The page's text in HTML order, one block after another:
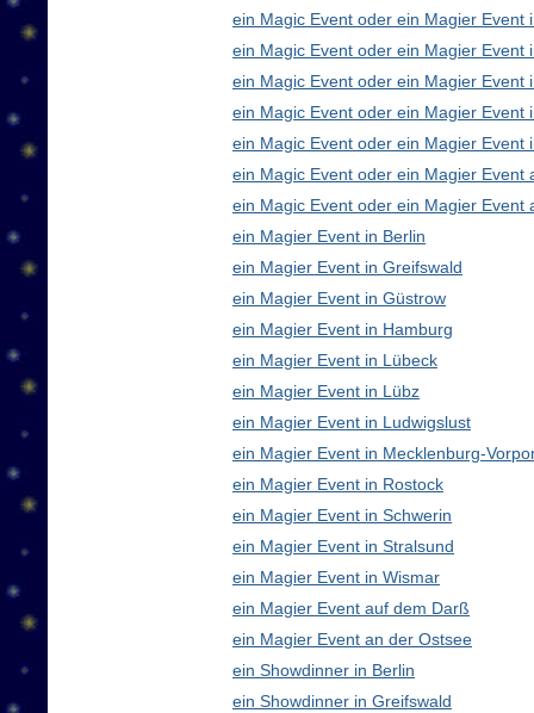
ein Magic Event oder ein Magier Event
ein Magic Event oder ein Magier Event
ein Magic Event oder ein Magier Event
ein Magic Event oder ein Magier Event
ein Magic Event oder ein Magier Event
ein Magic Event oder ein Magier Event
ein Magic Event oder ein Magier Event
ein Magier Event in Berlin
ein Magier Event in Greifswald
ein Magier Event in Güstrow
ein Magier Event in Hamburg
ein Magier Event in Lübeck
ein Magier Event in Lübz
ein Magier Event in Ludwigslust
ein Magier Event in Mecklenburg-
ein Magier Event in Rostock
ein Magier Event in Schwerin
ein Magier Event in Stralsund
ein Magier Event in Wismar
ein Magier Event auf dem Darß
ein Magier Event an der Ostsee
ein Showdinner in Berlin
ein Showdinner in Greifswald